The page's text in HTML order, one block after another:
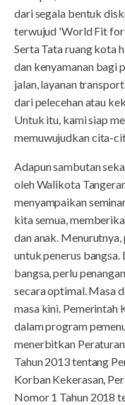
dari segala bentuk
terwujud 'World Fit for
Serta Tata ruang kota
dan kenyamanan bagi
jalan, layanan
dari pelecehan atau
Untuk itu, kami siap
memuwujudkan cita-
Adapun sambutan
oleh Walikota
menyampaikan
kita semua,
dan anak.
untuk penerus bangsa.
bangsa, perlu
secara optimal. Masa
masa kini. Pemerintah
dalam program
menerbitkan
Tahun 2013 tentang
Korban Kekerasan,
Nomor 1 Tahun 2018